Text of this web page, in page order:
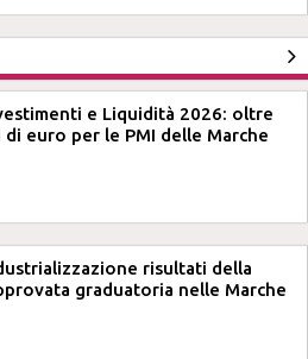
e Liquidità 2026: oltre
di euro per le PMI delle Marche
risultati della
graduatoria nelle Marche